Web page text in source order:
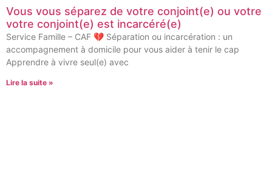
Vous vous séparez de votre conjoint(e) ou votre
votre conjoint(e) est incarcéré(e)
Service Famille – CAF 💔 Séparation ou incarcération : un
accompagnement à domicile pour vous aider à tenir le cap
Apprendre à vivre seul(e) avec
Lire la suite »